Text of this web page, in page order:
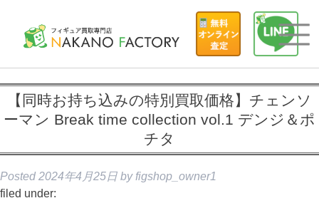
【同時お持ち込みの特別買取価格】チェンソ
ーマン Break time collection vol.1 デンジ＆ポ
チタ
Posted 2024年4月25日 by figshop_owner1
filed under: